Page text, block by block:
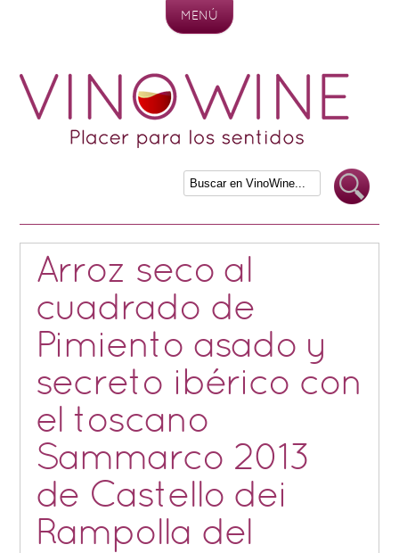
MENÚ
Arroz seco al
cuadrado de
Pimiento asado y
secreto ibérico con
el toscano
Sammarco 2013
de Castello dei
Rampolla del